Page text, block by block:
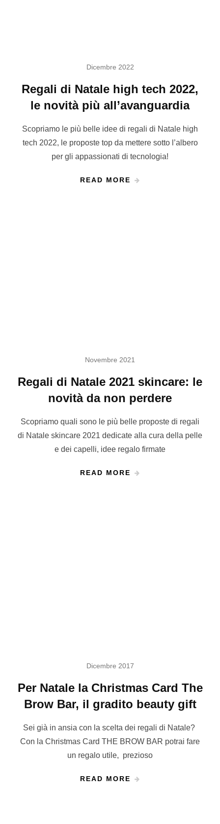
Dicembre 2022
Regali di Natale high tech 2022,
le novità più all’avanguardia
Scopriamo le più belle idee di regali di Natale high
tech 2022, le proposte top da mettere sotto l’albero
per gli appassionati di tecnologia!
READ MORE
Novembre 2021
Regali di Natale 2021 skincare: le
novità da non perdere
Scopriamo quali sono le più belle proposte di regali
di Natale skincare 2021 dedicate alla cura della pelle
e dei capelli, idee regalo firmate
READ MORE
Dicembre 2017
Per Natale la Christmas Card The
Brow Bar, il gradito beauty gift
Sei già in ansia con la scelta dei regali di Natale?
Con la Christmas Card THE BROW BAR potrai fare
un regalo utile, prezioso
READ MORE